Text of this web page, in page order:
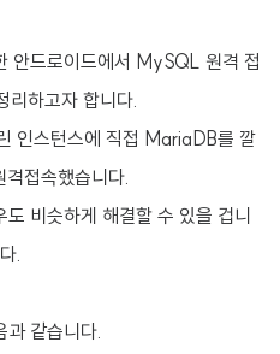
안드로이드에서 MySQL 원격 접
리하고자 합니다.
인스턴스에 직접 MariaDB를 깔
접속했습니다.
비슷하게 해결할 수 있을 겁니
다.
과 같습니다.